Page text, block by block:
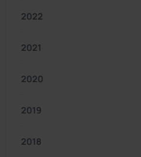
2022
2021
2020
2019
2018